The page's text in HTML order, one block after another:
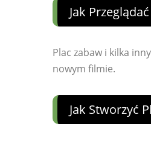
Jak
Plac zabaw i kilka
nowym filmie.
Jak Stworzyć